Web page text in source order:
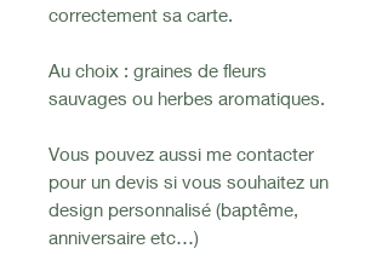
correctement sa carte.
Au choix : graines de fleurs
sauvages ou herbes aromatiques.
Vous pouvez aussi me contacter
pour un devis si vous souhaitez un
design personnalisé (baptême,
anniversaire etc…)